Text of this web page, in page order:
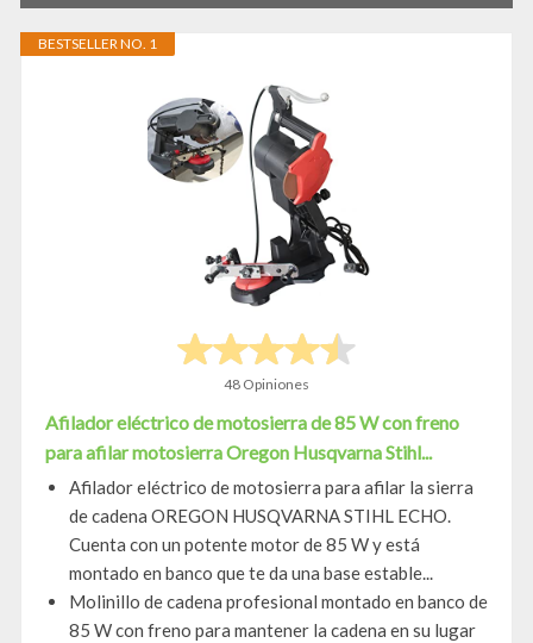
BESTSELLER NO. 1
48 Opiniones
Afilador eléctrico de motosierra de 85 W con freno
para afilar motosierra Oregon Husqvarna Stihl...
Afilador eléctrico de motosierra para afilar la sierra
de cadena OREGON HUSQVARNA STIHL ECHO.
Cuenta con un potente motor de 85 W y está
montado en banco que te da una base estable...
Molinillo de cadena profesional montado en banco de
85 W con freno para mantener la cadena en su lugar